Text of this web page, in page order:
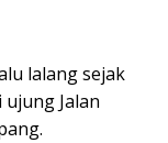
lalang sejak
Jalan